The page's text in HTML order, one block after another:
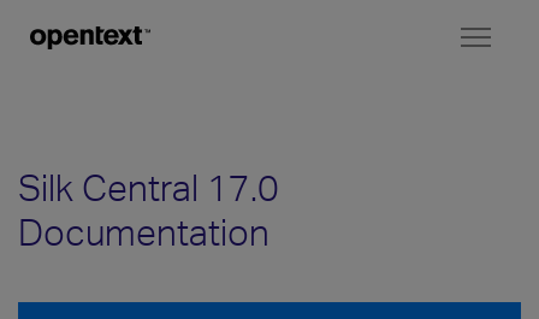
Silk Central 17.0
Documentation